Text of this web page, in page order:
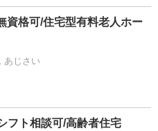
資格可/住宅型有料老人ホー
あじさい
フト相談可/高齢者住宅